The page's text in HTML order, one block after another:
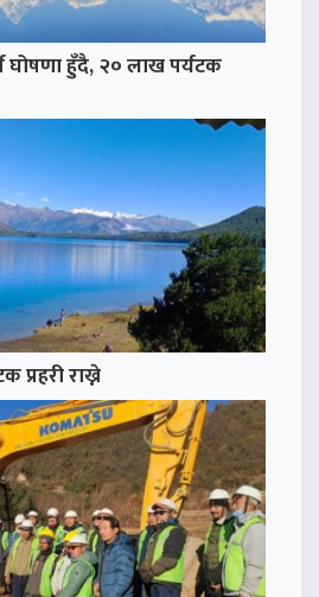
घोषणा हुँदै, २० लाख पर्यटक
प्रहरी राख्ने